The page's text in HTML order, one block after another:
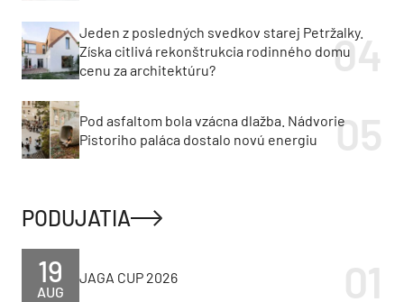
Jeden z posledných svedkov starej Petržalky.
Získa citlivá rekonštrukcia rodinného domu
cenu za architektúru?
Pod asfaltom bola vzácna dlažba. Nádvorie
Pistoriho paláca dostalo novú energiu
PODUJATIA
AUG
19 JAGA CUP 2026